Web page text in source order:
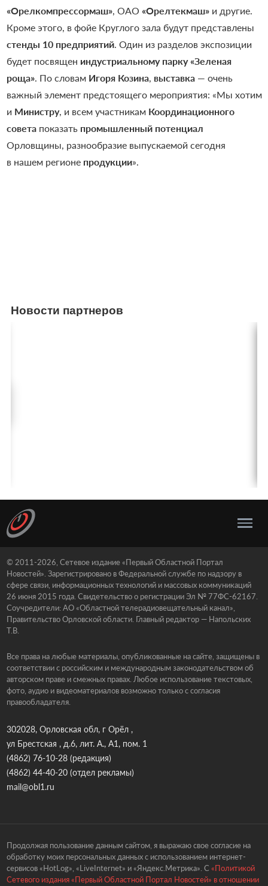
«Орелкомпрессормаш», ОАО «Орелтекмаш»и другие.
Кроме этого, в фойе Круглого зала будут представлены
стенды 10 предприятий. Один из разделов экспозиции
будет посвящен индустриальному парку «Зеленая
роща». По словамИгоря Козина, выставка— очень
важный элемент предстоящего мероприятия: «Мы хотим
и Министру, и всем участникам Координационного
советапоказать промышленный потенциал
Орловщины, разнообразие выпускаемой сегодня
в нашем регионе продукции».
Новости партнеров
© 2011-2026, Сетевое издание «Первый Областной Портал
Новостей». Зарегистрировано в Федеральной службе по надзору в
сфере связи, информационных технологий и массовых коммуникаций
26 июня 2015 года. Свидетельство о регистрации Эл № 77ФС-62167.
Соучредители: АО «Областной телерадиовещательный канал»,
Правительство Орловской области. Главный редактор — Напольских
Т.В.
Все права на любые материалы, опубликованные на сайте, защищены в
соответствии с российским и международным законодательством об
авторском праве и смежных правах. Любое использование текстовых,
фото, аудио и видеоматериалов возможно только с согласия
правообладателя.
302028, Орловская обл, г Орёл ,
ул Брестская , д.6, лит. А., А1, пом. 1
(4862) 76-10-28(редакция)
(4862) 44-40-20(отдел рекламы)
mail@obl1.ru
Продолжая пользование данным сайтом, я выражаю свое согласие на
обработку моих персональных данных с использованием интернет-
сервисов «HotLog», «LiveInternet» и «Яндекс.Метрика». С «Политикой
Сетевого издания «Первый Областной Портал Новостей» в отношении